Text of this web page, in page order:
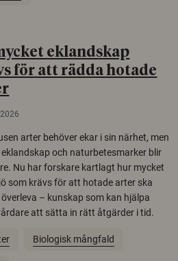
eklandskap
för att rädda hotade
arter behöver ekar i sin närhet, men
och naturbetesmarker blir
Nu har forskare kartlagt hur mycket
som krävs för att hotade arter ska
– kunskap som kan hjälpa
att sätta in rätt åtgärder i tid.
Biologisk mångfald